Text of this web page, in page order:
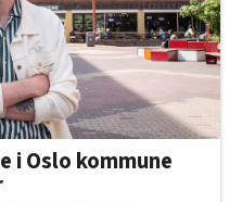
i Oslo kommune